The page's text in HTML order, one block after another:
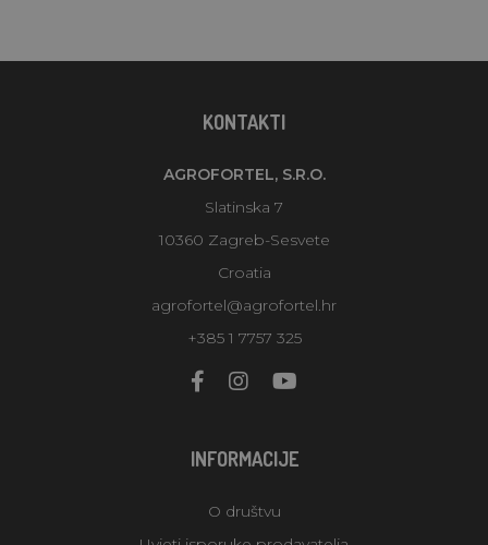
KONTAKTI
AGROFORTEL, S.R.O.
Slatinska 7
10360 Zagreb-Sesvete
Croatia
agrofortel@agrofortel.hr
+385 1 7757 325
INFORMACIJE
O društvu